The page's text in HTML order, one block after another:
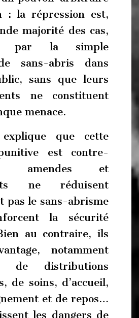
: la répression est,
majorité des cas,
par la simple
sans-abris dans
sans que leurs
ne constituent
menace.
que cette
est contre-
: amendes et
ne réduisent
pas le sans-abrisme
la sécurité
au contraire, ils
notamment
de distributions
de soins, d’accueil,
et de repos…
les dangers de